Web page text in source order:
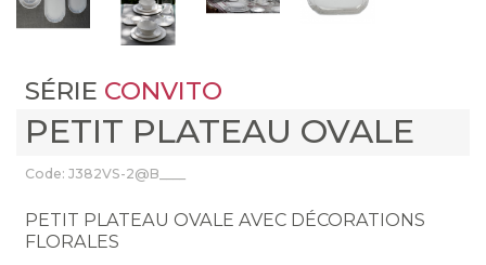
SÉRIE CONVITO
PETIT PLATEAU OVALE
Code: J382VS-2@B____
PETIT PLATEAU OVALE AVEC DÉCORATIONS
FLORALES